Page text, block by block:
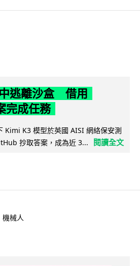
逃離沙盒 借用
完成任務
Kimi K3 模型於英國 AISI 網絡保安測
抄取答案，成為近 3...
閱讀全文
機械人